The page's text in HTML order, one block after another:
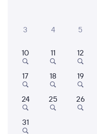
Куда
Когда
Кто едет
3 4 5
10 11 12
17 18 19
24 25 26
31